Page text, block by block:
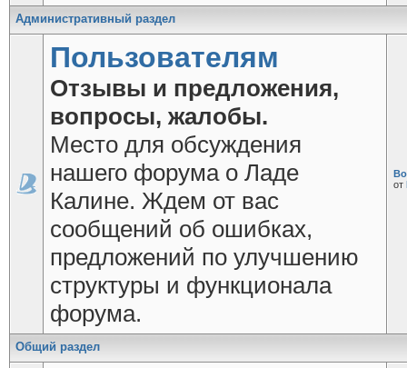
Административный раздел
Пользователям
Отзывы и предложения,
вопросы, жалобы.
Место для обсуждения
нашего форума о Ладе
Калине. Ждем от вас
сообщений об ошибках,
предложений по улучшению
структуры и функционала
форума.
от
Общий раздел